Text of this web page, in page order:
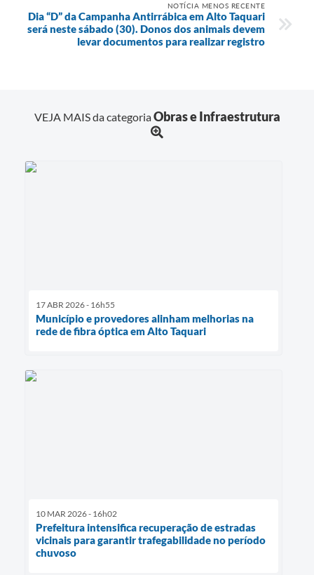
NOTÍCIA MENOS RECENTE
Dia “D” da Campanha Antirrábica em Alto Taquari
será neste sábado (30). Donos dos animais devem
levar documentos para realizar registro
VEJA MAIS da categoriaObras e Infraestrutura
17 ABR 2026 - 16h55
Município e provedores alinham melhorias na
rede de fibra óptica em Alto Taquari
10 MAR 2026 - 16h02
Prefeitura intensifica recuperação de estradas
vicinais para garantir trafegabilidade no período
chuvoso